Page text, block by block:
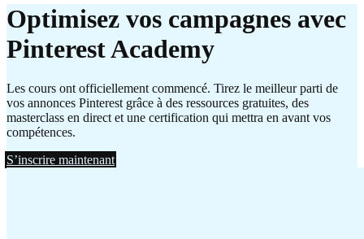
Optimisez vos campagnes avec
Pinterest Academy
Les cours ont officiellement commencé. Tirez le meilleur parti de
vos annonces Pinterest grâce à des ressources gratuites, des
masterclass en direct et une certification qui mettra en avant vos
compétences.
S’inscrire maintenant